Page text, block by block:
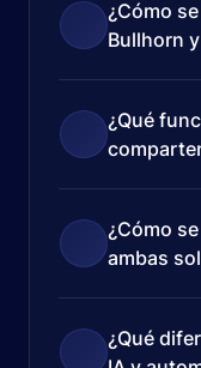
¿Cómo
Bullhorn
¿Qué
¿Cómo
ambas
¿Qué